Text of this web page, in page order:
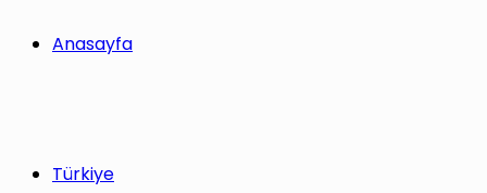
Anasayfa
Türkiye